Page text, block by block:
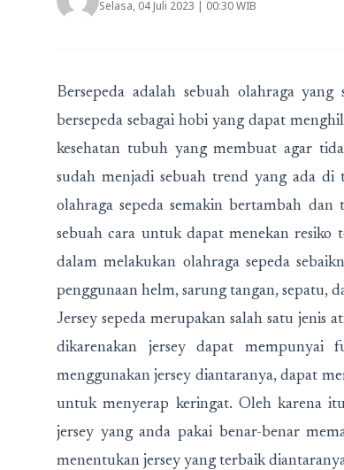
Selasa, 04 Juli 2023 | 00:30 WIB
Bersepeda adalah sebuah olahraga
bersepeda sebagai hobi yang dapat
kesehatan tubuh yang membuat agar
sudah menjadi sebuah trend yang ada di
olahraga sepeda semakin bertambah
sebuah cara untuk dapat menekan resiko
dalam melakukan olahraga sepeda
penggunaan helm, sarung tangan, sepatu,
Jersey sepeda merupakan salah satu
dikarenakan jersey dapat mempunyai
menggunakan jersey diantaranya, dapat
untuk menyerap keringat. Oleh karena
jersey yang anda pakai benar-benar
menentukan jersey yang terbaik